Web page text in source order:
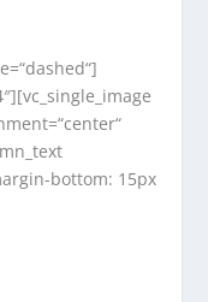
bottom: 15px